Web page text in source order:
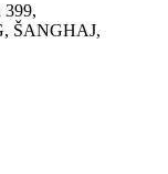
399,
ŠANGHAJ,